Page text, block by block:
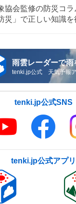
ぶりに猛暑日が観測
見通しは?
は関東・東北で平年
暑続く 1か月予報
06(木)16:11
象予報士の解説をも
協会監修の防災コラ
災」で正しい知識を
雨雲レーダーで雨
tenki.jp公式 天気予報
tenki.jp公式SNS
tenki.jp公式アプリ